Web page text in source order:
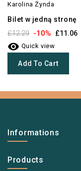
Karolina Żynda
Bilet w jedną stronę
£12.29 -10% £11.06
 Quick view
Add To Cart
Informations
Products